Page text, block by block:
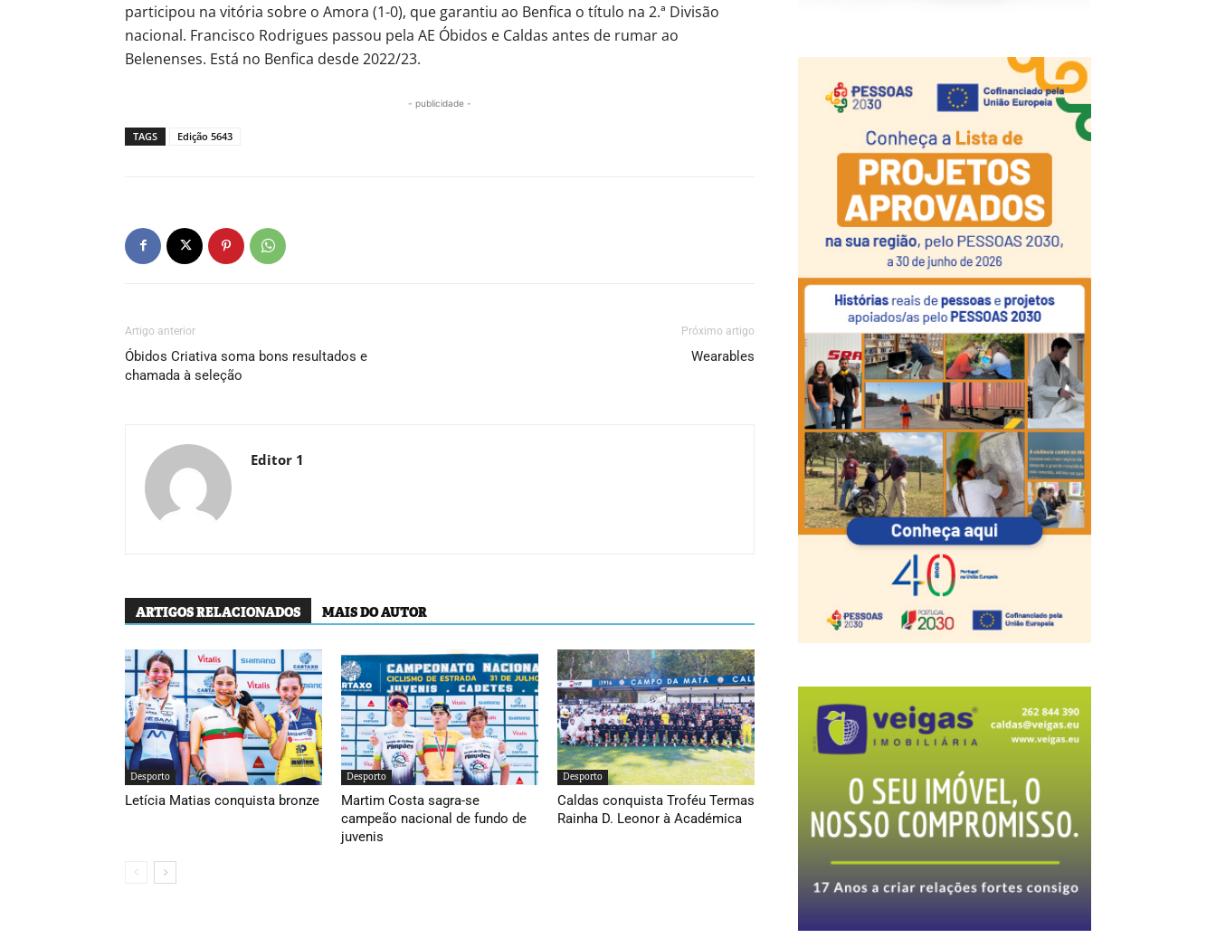
participou na vitória sobre o Amora (1-0), que garantiu ao Benfica o título na 2.ª Divisão
nacional. Francisco Rodrigues passou pela AE Óbidos e Caldas antes de rumar ao
Belenenses. Está no Benfica desde 2022/23.
- publicidade -
TAGS Edição 5643
Artigo anterior
Óbidos Criativa soma bons resultados e
chamada à seleção
Próximo artigo
Wearables
Editor 1
ARTIGOS RELACIONADOS MAIS DO AUTOR
Desporto
Letícia Matias conquista bronze
Desporto
Martim Costa sagra-se
campeão nacional de fundo de
juvenis
Desporto
Caldas conquista Troféu Termas
Rainha D. Leonor à Académica